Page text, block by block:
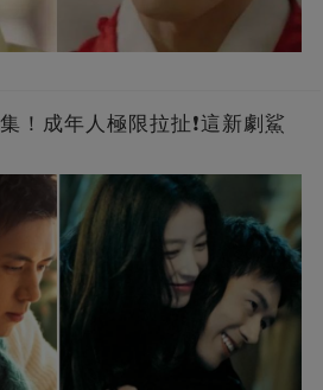
集！成年人極限拉扯❗這新劇鯊